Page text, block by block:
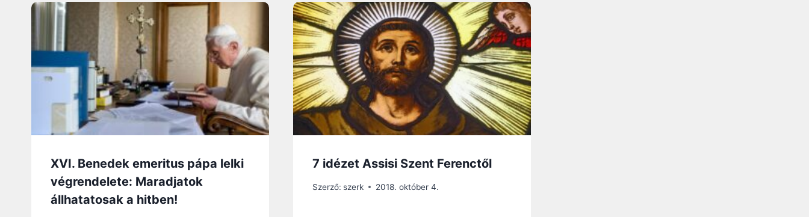
XVI. Benedek emeritus pápa lelki
végrendelete: Maradjatok
állhatatosak a hitben!
7 idézet Assisi Szent Ferenctől
Szerző: szerk 2018. október 4.